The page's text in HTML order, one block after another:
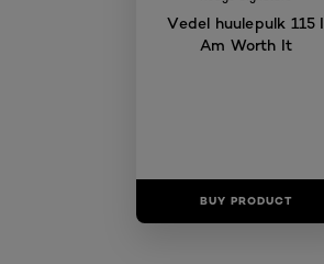
Vedel huulepulk 115 I
Am Worth It
BUY PRODUCT